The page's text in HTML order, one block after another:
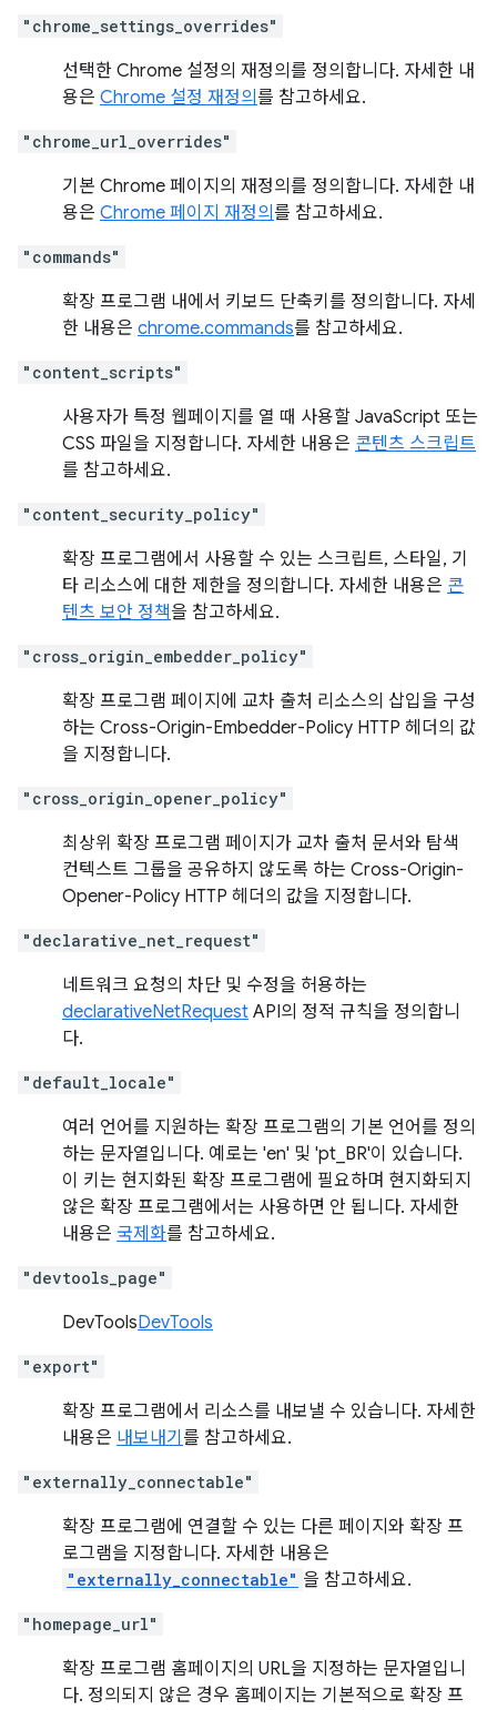
"chrome_settings_overrides"
선택한 Chrome 설정의 재정의를 정의합니다. 자세한 내
용은 Chrome 설정 재정의 를 참고하세요.
"chrome_url_overrides"
기본 Chrome 페이지의 재정의를 정의합니다. 자세한 내
용은 Chrome 페이지 재정의 를 참고하세요.
"commands"
확장 프로그램 내에서 키보드 단축키를 정의합니다. 자세
한 내용은 chrome.commands를 참고하세요.
"content_scripts"
사용자가 특정 웹페이지를 열 때 사용할 JavaScript 또는
CSS 파일을 지정합니다. 자세한 내용은 콘텐츠 스크립트
를 참고하세요.
"content_security_policy"
확장 프로그램에서 사용할 수 있는 스크립트, 스타일, 기
타 리소스에 대한 제한을 정의합니다. 자세한 내용은 콘
텐츠 보안 정책을 참고하세요.
"cross_origin_embedder_policy"
확장 프로그램 페이지에 교차 출처 리소스의 삽입을 구성
하는 Cross-Origin-Embedder-Policy HTTP 헤더의 값
을 지정합니다.
"cross_origin_opener_policy"
최상위 확장 프로그램 페이지가 교차 출처 문서와 탐색
컨텍스트 그룹을 공유하지 않도록 하는 Cross-Origin-
Opener-Policy HTTP 헤더의 값을 지정합니다.
"declarative_net_request"
네트워크 요청의 차단 및 수정을 허용하는
declarativeNetRequest API의 정적 규칙을 정의합니
다.
"default_locale"
여러 언어를 지원하는 확장 프로그램의 기본 언어를 정의
하는 문자열입니다. 예로는 'en' 및 'pt_BR'이 있습니다.
이 키는 현지화된 확장 프로그램에 필요하며 현지화되지
않은 확장 프로그램에서는 사용하면 안 됩니다. 자세한
내용은 국제화를 참고하세요.
"devtools_page"
DevToolsDevTools
"export"
확장 프로그램에서 리소스를 내보낼 수 있습니다. 자세한
내용은 내보내기 를 참고하세요.
"externally_connectable"
확장 프로그램에 연결할 수 있는 다른 페이지와 확장 프
로그램을 지정합니다. 자세한 내용은
"externally_connectable" 을 참고하세요.
"homepage_url"
확장 프로그램 홈페이지의 URL을 지정하는 문자열입니
다. 정의되지 않은 경우 홈페이지는 기본적으로 확장 프